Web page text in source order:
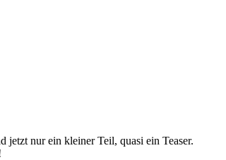
nur ein kleiner Teil, quasi ein Teaser.